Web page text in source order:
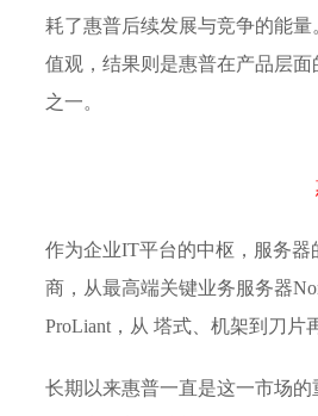
耗了惠普后续发展与竞争的能
值观，结果则是惠普在产品层
之一。
作为企业IT平台的中枢，服务
商，从最高端关键业务服务器
ProLiant，从 塔式、机架到刀片
长期以来惠普一直是这一市场